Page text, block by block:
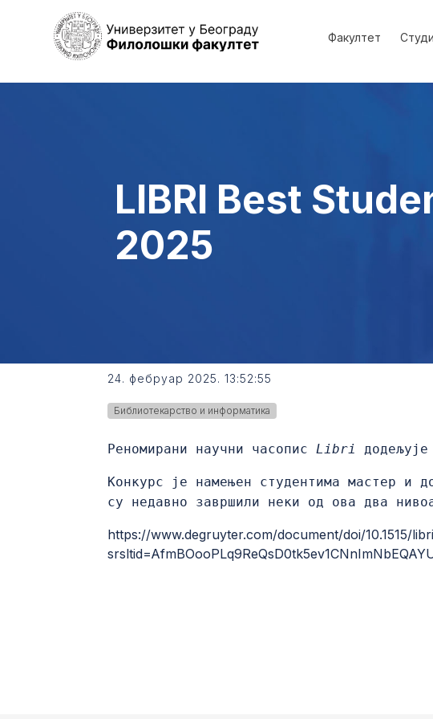
Факултет
LIBRI Best
2025
24. фебруар 2025. 13:52:55
Библиотекарство и информатика
Реномирани научни часописLibri
Конкурс је намењен студентима мастер и
су недавно завршили неки од ова два
https://www.degruyter.com/document/doi/10.1515/